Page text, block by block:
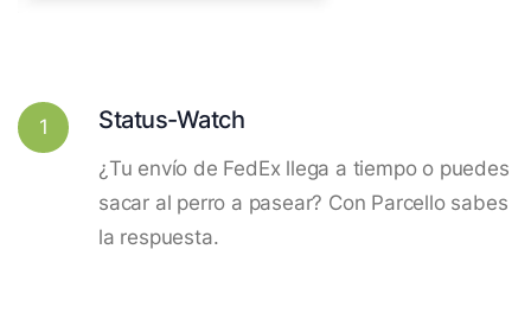
1 Status-Watch
¿Tu envío de FedEx llega a tiempo o puedes
sacar al perro a pasear? Con Parcello sabes
la respuesta.